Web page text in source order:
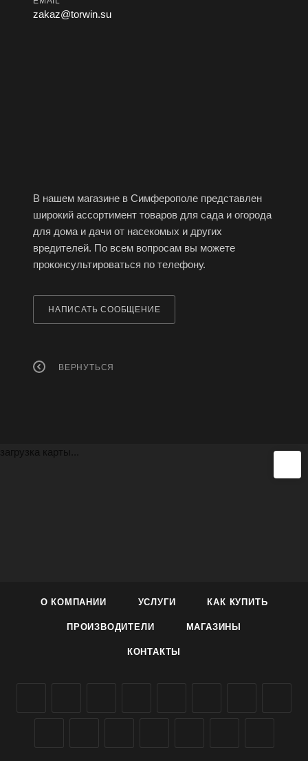
zakaz@torwin.su
В нашем магазине в Симферополе представлен
широкий ассортимент товаров для сада и огорода
для дома и дачи от насекомых и других
вредителей. По всем вопросам вы можете
проконсультироваться по телефону.
НАПИСАТЬ СООБЩЕНИЕ
ВЕРНУТЬСЯ
загрузка карты...
О КОМПАНИИ УСЛУГИ КАК КУПИТЬ
ПРОИЗВОДИТЕЛИ МАГАЗИНЫ
КОНТАКТЫ